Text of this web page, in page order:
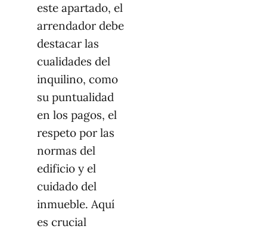
este apartado, el
arrendador debe
destacar las
cualidades del
inquilino, como
su puntualidad
en los pagos, el
respeto por las
normas del
edificio y el
cuidado del
inmueble. Aquí
es crucial